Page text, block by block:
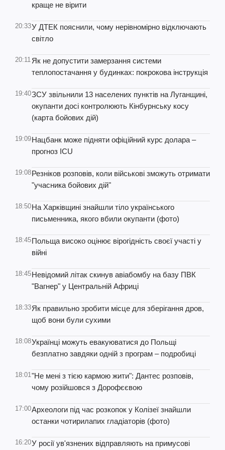
краще не вірити
20:33У ДТЕК пояснили, чому нерівномірно відключають
світло
20:11 Як не допустити замерзання системи
теплопостачання у будинках: покрокова інструкція
19:40ЗСУ звільнили 13 населених пунктів на Луганщині,
окупанти досі контролюють Кінбурнську косу
(карта бойових дій)
19:09Нацбанк може підняти офіційний курс долара –
прогноз ICU
19:08Резніков розповів, коли військові зможуть отримати
"учасника бойових дій"
18:50На Харківщині знайшли тіло українського
письменника, якого вбили окупанти (фото)
18:45Польща високо оцінює вірогідність своєї участі у
війні
18:45Невідомий літак скинув авіабомбу на базу ПВК
"Вагнер" у Центральній Африці
18:33Як правильно зробити місце для зберігання дров,
щоб вони були сухими
18:08Українці можуть евакуюватися до Польщі
безплатно завдяки одній з програм – подробиці
18:01"Не мені з тією кармою жити": Дантес розповів,
чому розійшовся з Дорофєєвою
17:00Археологи під час розкопок у Колізеї знайшли
останки чотирилапих гладіаторів (фото)
16:20У росії ув'язнених відправляють на примусові